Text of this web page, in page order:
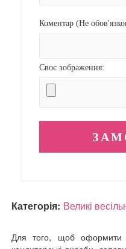
Коментар (Не
Своє зображення:
Категорія: Великі
Для того, щоб оформити